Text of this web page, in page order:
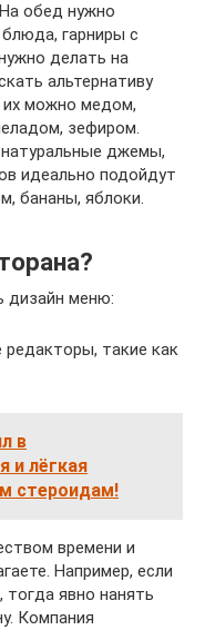
обед нужно
гарниры с
делать на
альтернативу
их можно медом,
зефиром.
джемы,
идеально подойдут
бананы, яблоки.
дизайн меню:
редакторы, такие как
в
и лёгкая
стероидам!
времени и
Например, если
явно нанять
Компания